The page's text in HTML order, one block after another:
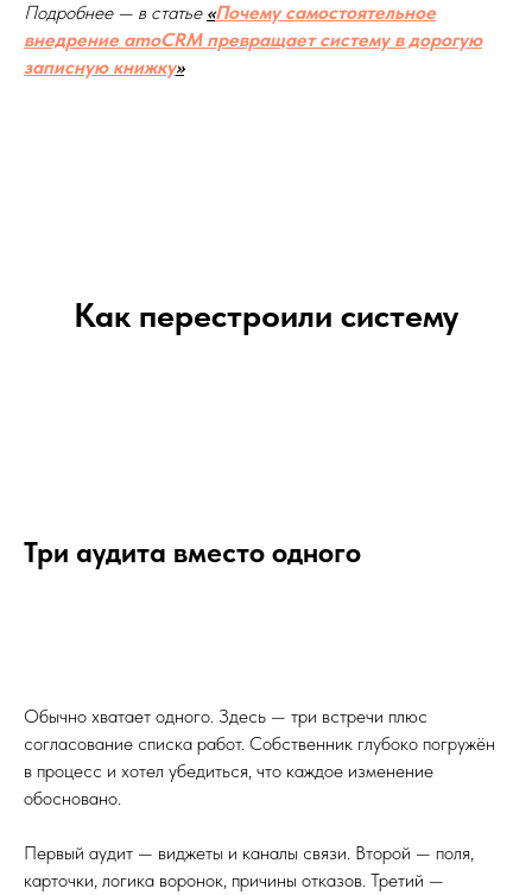
Подробнее — в статье «Почему самостоятельное
внедрение amoCRM превращает систему в дорогую
записную книжку»
Как перестроили систему
Три аудита вместо одного
Обычно хватает одного. Здесь — три встречи плюс
согласование списка работ. Собственник глубоко погружён
в процесс и хотел убедиться, что каждое изменение
обосновано.
Первый аудит — виджеты и каналы связи. Второй — поля,
карточки, логика воронок, причины отказов. Третий —